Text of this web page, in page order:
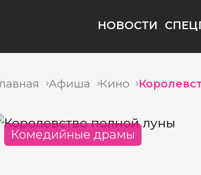
НОВОСТИ
Афиша Кино
Комедийные драмы